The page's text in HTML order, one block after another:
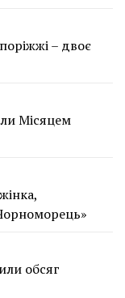
– двоє
Місяцем
обсяг